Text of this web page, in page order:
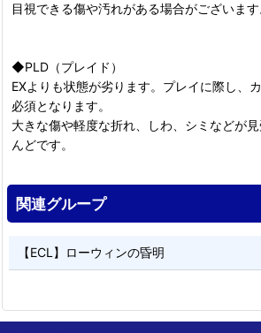
目視できる傷や汚れがある場合がございます
◆PLD（プレイド）
EXよりも状態が劣ります。プレイに際し、
必須となります。
大きな傷や軽度な折れ、しわ、シミなどが
んどです。
関連グループ
【ECL】ローウィンの昏明